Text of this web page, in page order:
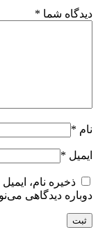
دیدگاه شما *
نام *
ایمیل *
ذخیره نام،
دوباره دیدگاهی